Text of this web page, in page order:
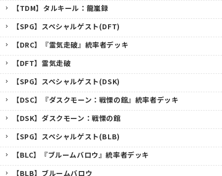
【TDM】タルキール：龍嵐録
【SPG】スペシャルゲスト(DFT)
【DRC】『霊気走破』統率者デッキ
【DFT】霊気走破
【SPG】スペシャルゲスト(DSK)
【DSC】『ダスクモーン：戦慄の館』統率者デッキ
【DSK】ダスクモーン：戦慄の館
【SPG】スペシャルゲスト(BLB)
【BLC】『ブルームバロウ』統率者デッキ
【BLB】ブルームバロウ